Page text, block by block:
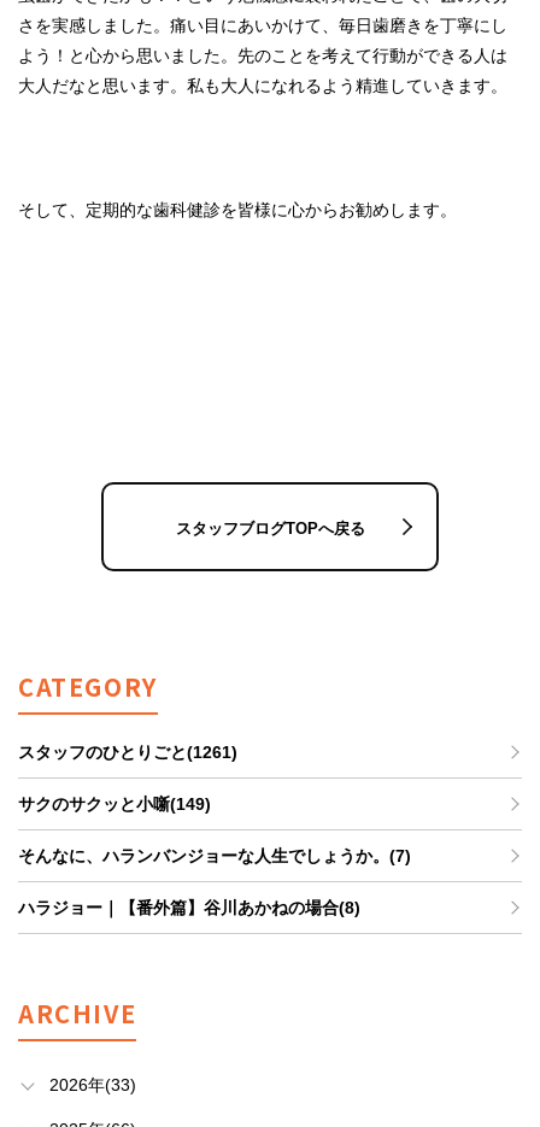
さを実感しました。痛い目にあいかけて、毎日歯磨きを丁寧にし
よう！と心から思いました。先のことを考えて行動ができる人は
大人だなと思います。私も大人になれるよう精進していきます。
そして、定期的な歯科健診を皆様に心からお勧めします。
スタッフブログTOPへ戻る
CATEGORY
スタッフのひとりごと(1261)
サクのサクッと小噺(149)
そんなに、ハランバンジョーな人生でしょうか。(7)
ハラジョー｜【番外篇】谷川あかねの場合(8)
ARCHIVE
2026年(33)